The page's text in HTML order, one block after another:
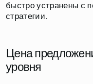
быстро устранены с
стратегии.
Цена
уровня